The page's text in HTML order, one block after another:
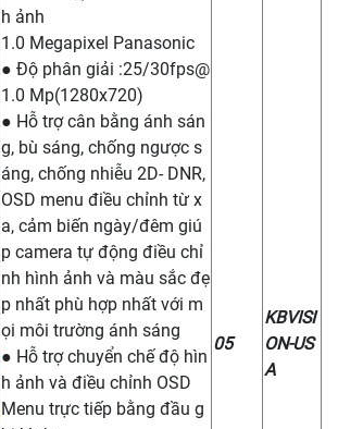
h ảnh
1.0 Megapixel Panasonic
● Độ phân giải :25/30fps@
1.0 Mp(1280x720)
● Hỗ trợ cân bằng ánh sán
g, bù sáng, chống ngược s
áng, chống nhiễu 2D- DNR,
OSD menu điều chỉnh từ x
a, cảm biến ngày/đêm giú
p camera tự động điều chỉ
nh hình ảnh và màu sắc đẹ
p nhất phù hợp nhất với m
ọi môi trường ánh sáng
● Hỗ trợ chuyển chế độ hìn
h ảnh và điều chỉnh OSD
Menu trực tiếp bằng đầu g
05
KBVISI
ON-US
A